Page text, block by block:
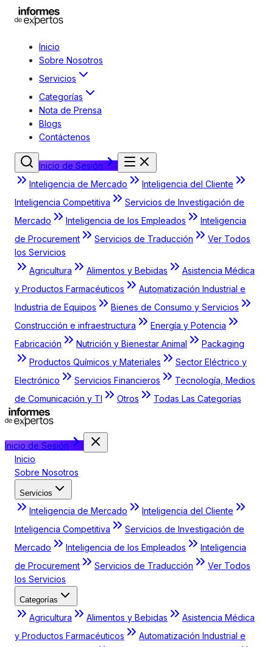
Inicio
Sobre Nosotros
Servicios
Categorías
Nota de Prensa
Blogs
Contáctenos
Inicio de Sesión
Inteligencia de Mercado
Inteligencia del Cliente
Inteligencia Competitiva
Servicios de Investigación de
Mercado
Inteligencia de los Empleados
Inteligencia
de Procurement
Servicios de Traducción
Ver Todos
los Servicios
Agricultura
Alimentos y Bebidas
Asistencia Médica
y Productos Farmacéuticos
Automatización Industrial e
Industria de Equipos
Bienes de Consumo y Servicios
Construcción e infraestructura
Energía y Potencia
Fabricación
Nutrición y Bienestar Animal
Packaging
Productos Químicos y Materiales
Sector Eléctrico y
Electrónico
Servicios Financieros
Tecnología, Medios
de Comunicación y TI
Otros Todas Las Categorías
Inicio de Sesión
Inicio
Sobre Nosotros
Servicios
Inteligencia de Mercado
Inteligencia del Cliente
Inteligencia Competitiva
Servicios de Investigación de
Mercado
Inteligencia de los Empleados
Inteligencia
de Procurement
Servicios de Traducción
Ver Todos
los Servicios
Categorías
Agricultura Alimentos y Bebidas
Asistencia Médica
y Productos Farmacéuticos
Automatización Industrial e